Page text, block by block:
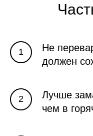
Не
должен
Лучше
чем в